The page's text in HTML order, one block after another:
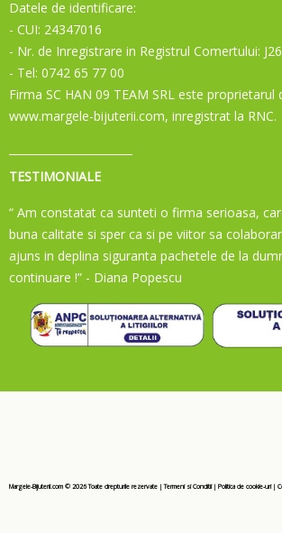
Datele de identificare:
- CUI: 24347016
- Nr. de Inregistrare in Registrul Comertului:
- Tel: 0742 65 77 00
Firma SC HAN 09 TEAM SRL este proprietarul
www.margele-bijuterii.com, inregistrat la RNC.
TESTIMONIALE
“ Am constatat ca sunteti o firma serioasa,
buna calitate si sper ca si pe viitor sa
ajuns in deplina siguranta pachetele de la
continuare !” - Diana Popescu
Margele-Bijuterii.com © 2026Toate drepturile rezervate | Termeni si Conditii | Politica de cookie-uri |